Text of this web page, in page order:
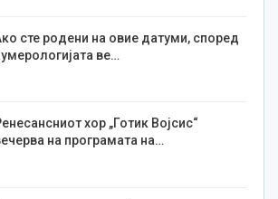
сте родени на овие датуми, според
ве…
хор „Готик Војсис“
на програмата на…